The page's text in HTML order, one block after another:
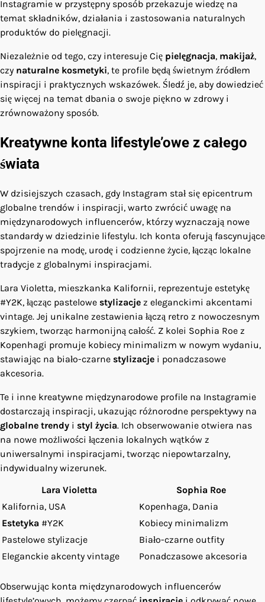
Instagramie w przystępny sposób przekazuje wiedzę na
temat składników, działania i zastosowania naturalnych
produktów do pielęgnacji.
Niezależnie od tego, czy interesuje Cię pielęgnacja, makijaż,
czy naturalne kosmetyki, te profile będą świetnym źródłem
inspiracji i praktycznych wskazówek. Śledź je, aby dowiedzieć
się więcej na temat dbania o swoje piękno w zdrowy i
zrównoważony sposób.
Kreatywne konta lifestyle’owe z całego
świata
W dzisiejszych czasach, gdy Instagram stał się epicentrum
globalne trendów i inspiracji, warto zwrócić uwagę na
międzynarodowych influencerów, którzy wyznaczają nowe
standardy w dziedzinie lifestylu. Ich konta oferują fascynujące
spojrzenie na modę, urodę i codzienne życie, łącząc lokalne
tradycje z globalnymi inspiracjami.
Lara Violetta, mieszkanka Kalifornii, reprezentuje estetykę
#Y2K, łącząc pastelowe stylizacje z eleganckimi akcentami
vintage. Jej unikalne zestawienia łączą retro z nowoczesnym
szykiem, tworząc harmonijną całość. Z kolei Sophia Roe z
Kopenhagi promuje kobiecy minimalizm w nowym wydaniu,
stawiając na biało-czarne stylizacje i ponadczasowe
akcesoria.
Te i inne kreatywne międzynarodowe profile na Instagramie
dostarczają inspiracji, ukazując różnorodne perspektywy na
globalne trendy i styl życia. Ich obserwowanie otwiera nas
na nowe możliwości łączenia lokalnych wątków z
uniwersalnymi inspiracjami, tworząc niepowtarzalny,
indywidualny wizerunek.
Lara Violetta
Sophia Roe
Kalifornia, USA
Kopenhaga, Dania
Estetyka #Y2K
Kobiecy minimalizm
Pastelowe stylizacje
Biało-czarne outfity
Eleganckie akcenty vintage
Ponadczasowe akcesoria
Obserwując konta międzynarodowych influencerów